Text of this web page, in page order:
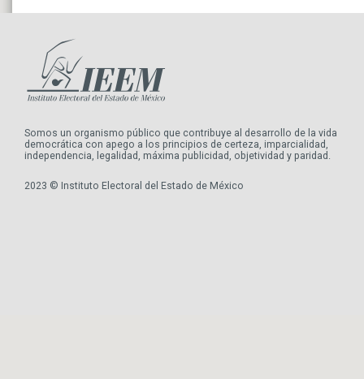
Somos un organismo público que contribuye al desarrollo de la vida
democrática con apego a los principios de certeza, imparcialidad,
independencia, legalidad, máxima publicidad, objetividad y paridad.
2023 © Instituto Electoral del Estado de México